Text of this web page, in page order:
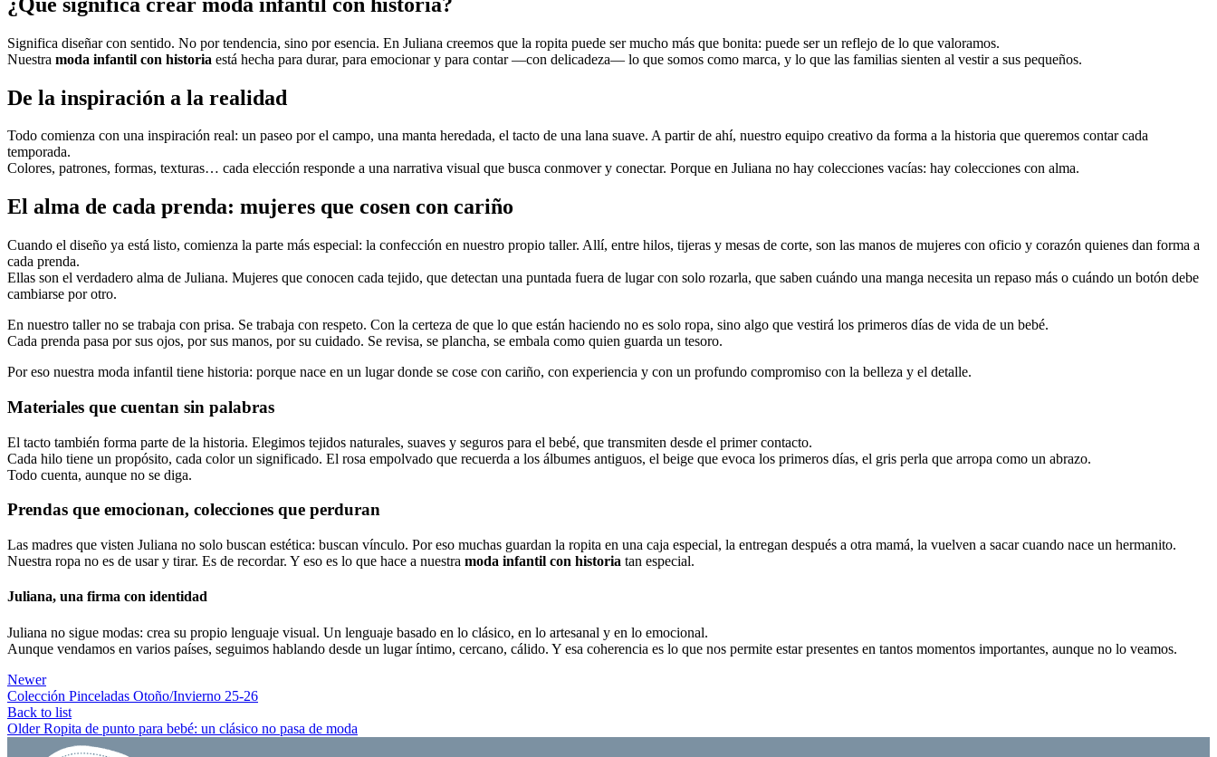
Significa diseñar con sentido. No por tendencia, sino por esencia. En Juliana creemos que la ropita puede ser mucho más que bonita: puede ser un reflejo de lo que valoramos.
Nuestra moda infantil con historia está hecha para durar, para emocionar y para contar —con delicadeza— lo que somos como marca, y lo que las familias sienten al vestir a sus pequeños.
De la inspiración a la realidad
Todo comienza con una inspiración real: un paseo por el campo, una manta heredada, el tacto de una lana suave. A partir de ahí, nuestro equipo creativo da forma a la historia que queremos contar cada
temporada.
Colores, patrones, formas, texturas… cada elección responde a una narrativa visual que busca conmover y conectar. Porque en Juliana no hay colecciones vacías: hay colecciones con alma.
El alma de cada prenda: mujeres que cosen con cariño
Cuando el diseño ya está listo, comienza la parte más especial: la confección en nuestro propio taller. Allí, entre hilos, tijeras y mesas de corte, son las manos de mujeres con oficio y corazón quienes dan forma a
cada prenda.
Ellas son el verdadero alma de Juliana. Mujeres que conocen cada tejido, que detectan una puntada fuera de lugar con solo rozarla, que saben cuándo una manga necesita un repaso más o cuándo un botón debe
cambiarse por otro.
En nuestro taller no se trabaja con prisa. Se trabaja con respeto. Con la certeza de que lo que están haciendo no es solo ropa, sino algo que vestirá los primeros días de vida de un bebé.
Cada prenda pasa por sus ojos, por sus manos, por su cuidado. Se revisa, se plancha, se embala como quien guarda un tesoro.
Por eso nuestra moda infantil tiene historia: porque nace en un lugar donde se cose con cariño, con experiencia y con un profundo compromiso con la belleza y el detalle.
Materiales que cuentan sin palabras
El tacto también forma parte de la historia. Elegimos tejidos naturales, suaves y seguros para el bebé, que transmiten desde el primer contacto.
Cada hilo tiene un propósito, cada color un significado. El rosa empolvado que recuerda a los álbumes antiguos, el beige que evoca los primeros días, el gris perla que arropa como un abrazo.
Todo cuenta, aunque no se diga.
Prendas que emocionan, colecciones que perduran
Las madres que visten Juliana no solo buscan estética: buscan vínculo. Por eso muchas guardan la ropita en una caja especial, la entregan después a otra mamá, la vuelven a sacar cuando nace un hermanito.
Nuestra ropa no es de usar y tirar. Es de recordar. Y eso es lo que hace a nuestra moda infantil con historia tan especial.
Juliana, una firma con identidad
Juliana no sigue modas: crea su propio lenguaje visual. Un lenguaje basado en lo clásico, en lo artesanal y en lo emocional.
Aunque vendamos en varios países, seguimos hablando desde un lugar íntimo, cercano, cálido. Y esa coherencia es lo que nos permite estar presentes en tantos momentos importantes, aunque no lo veamos.
Newer
Colección Pinceladas Otoño/Invierno 25-26
Back to list
Older Ropita de punto para bebé: un clásico no pasa de moda